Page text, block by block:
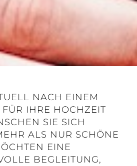
NACH EINEM
FÜR IHRE HOCHZEIT
SIE SICH
ALS NUR SCHÖNE
EINE
BEGLEITUNG,